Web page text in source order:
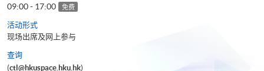
09:00 - 17:00 免费
活动形式
现场出席及网上参与
查询
(ctl@hkuspace.hku.hk)